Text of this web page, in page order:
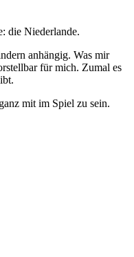
die Niederlande.
anhängig. Was mir
für mich. Zumal es
mit im Spiel zu sein.